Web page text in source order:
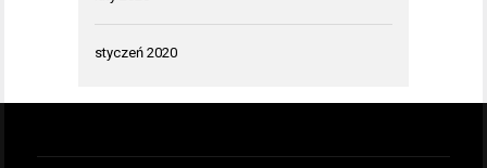
styczeń 2020